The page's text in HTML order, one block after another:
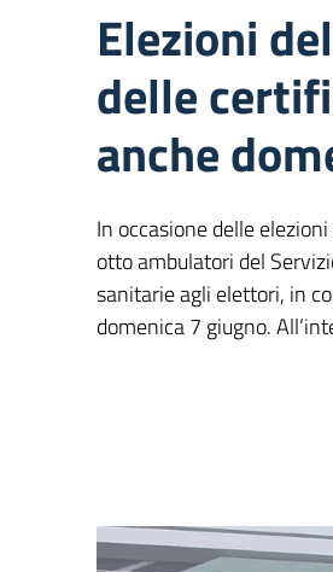
Elezioni
delle
anche
In occasione delle
otto ambulatori del
sanitarie agli elettori, in
domenica 7 giugno.